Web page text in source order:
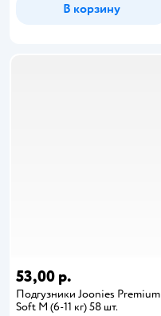
В корзину
53,00 р.
Подгузники Joonies Premium
Soft M (6-11 кг) 58 шт.